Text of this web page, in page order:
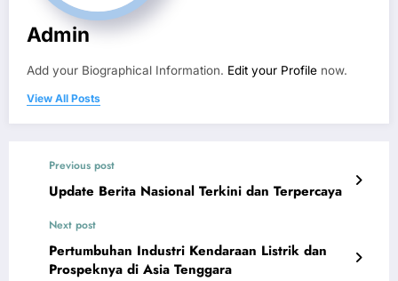
Admin
Add your Biographical Information. Edit your Profile now.
View All Posts
Previous post
Update Berita Nasional Terkini dan Terpercaya
Next post
Pertumbuhan Industri Kendaraan Listrik dan
Prospeknya di Asia Tenggara